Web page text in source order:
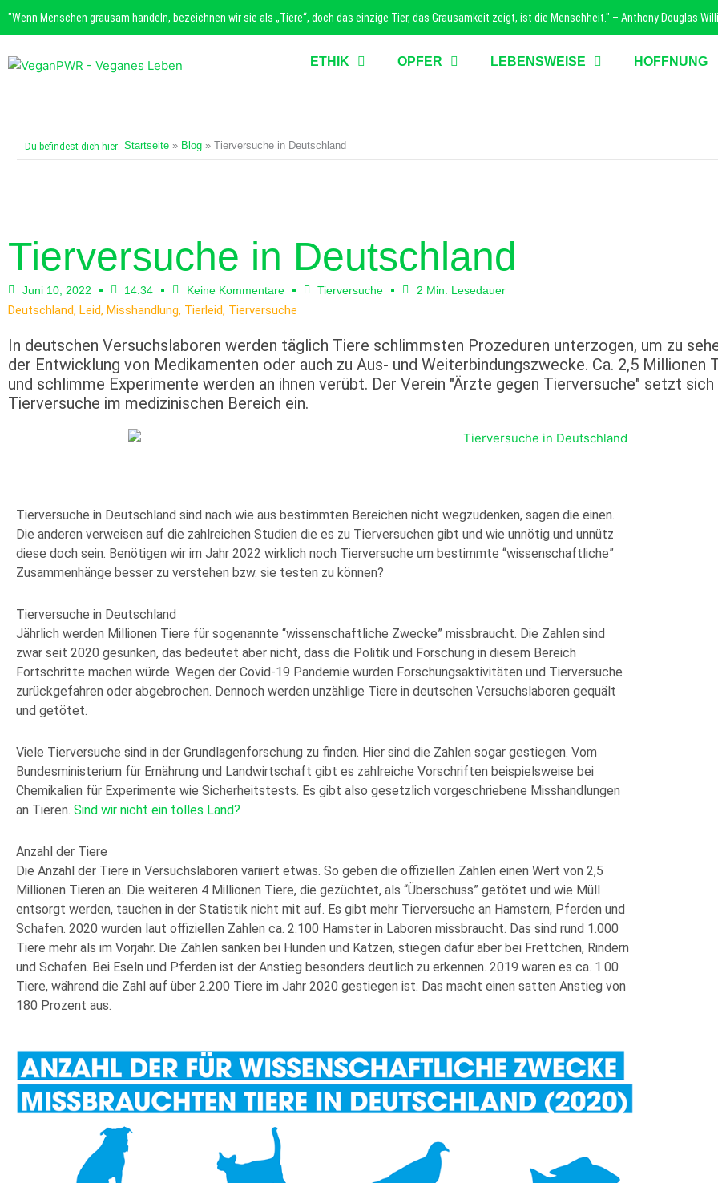
"Wenn Menschen grausam handeln, bezeichnen wir sie als „Tiere“, doch das einzige Tier, das Grausamkeit zeigt, ist die Menschheit." – Anthony Douglas
ETHIK OPFER LEBENSWEISE HOFFNUNG
Du befindest dich hier: Startseite » Blog »Tierversuche in Deutschland
Tierversuche in Deutschland
Juni 10, 2022 14:34 Keine Kommentare Tierversuche 2 Min. Lesedauer
Deutschland, Leid, Misshandlung, Tierleid, Tierversuche
In deutschen Versuchslaboren werden täglich Tiere schlimmsten Prozeduren unterzogen, um zu
der Entwicklung von Medikamenten oder auch zu Aus- und Weiterbindungszwecke. Ca. 2,5
und schlimme Experimente werden an ihnen verübt. Der Verein "Ärzte gegen Tierversuche" setzt
Tierversuche im medizinischen Bereich ein.
Tierversuche in Deutschland sind nach wie aus bestimmten Bereichen nicht wegzudenken, sagen die einen.
Die anderen verweisen auf die zahlreichen Studien die es zu Tierversuchen gibt und wie unnötig und unnütz
diese doch sein. Benötigen wir im Jahr 2022 wirklich noch Tierversuche um bestimmte “wissenschaftliche”
Zusammenhänge besser zu verstehen bzw. sie testen zu können?
Tierversuche in Deutschland
Jährlich werden Millionen Tiere für sogenannte “wissenschaftliche Zwecke” missbraucht. Die Zahlen sind
zwar seit 2020 gesunken, das bedeutet aber nicht, dass die Politik und Forschung in diesem Bereich
Fortschritte machen würde. Wegen der Covid-19 Pandemie wurden Forschungsaktivitäten und Tierversuche
zurückgefahren oder abgebrochen. Dennoch werden unzählige Tiere in deutschen Versuchslaboren gequält
und getötet.
Viele Tierversuche sind in der Grundlagenforschung zu finden. Hier sind die Zahlen sogar gestiegen. Vom
Bundesministerium für Ernährung und Landwirtschaft gibt es zahlreiche Vorschriften beispielsweise bei
Chemikalien für Experimente wie Sicherheitstests. Es gibt also gesetzlich vorgeschriebene Misshandlungen
an Tieren. Sind wir nicht ein tolles Land?
Anzahl der Tiere
Die Anzahl der Tiere in Versuchslaboren variiert etwas. So geben die offiziellen Zahlen einen Wert von 2,5
Millionen Tieren an. Die weiteren 4 Millionen Tiere, die gezüchtet, als “Überschuss” getötet und wie Müll
entsorgt werden, tauchen in der Statistik nicht mit auf. Es gibt mehr Tierversuche an Hamstern, Pferden und
Schafen. 2020 wurden laut offiziellen Zahlen ca. 2.100 Hamster in Laboren missbraucht. Das sind rund 1.000
Tiere mehr als im Vorjahr. Die Zahlen sanken bei Hunden und Katzen, stiegen dafür aber bei Frettchen, Rindern
und Schafen. Bei Eseln und Pferden ist der Anstieg besonders deutlich zu erkennen. 2019 waren es ca. 1.00
Tiere, während die Zahl auf über 2.200 Tiere im Jahr 2020 gestiegen ist. Das macht einen satten Anstieg von
180 Prozent aus.